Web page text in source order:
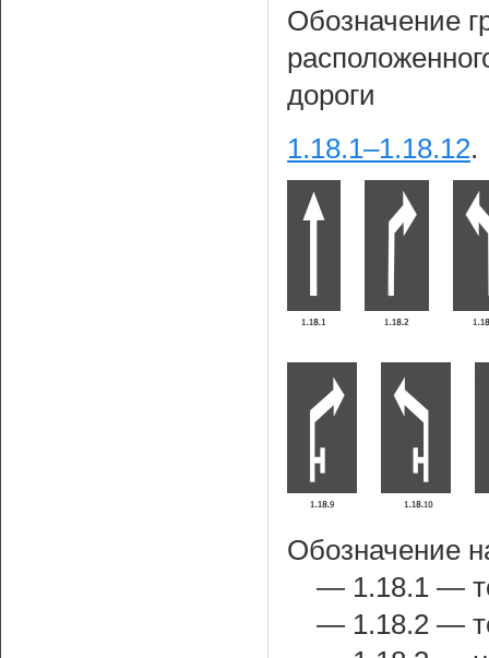
Обозначение
дороги
1.18.1–1.18.12.
Обозначение
— 1.18.1 —
— 1.18.2 —